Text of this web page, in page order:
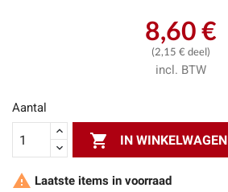
8,60 €
(2,15 € deel)
incl. BTW
Aantal
 IN WINKELWAGEN
 Laatste items in voorraad